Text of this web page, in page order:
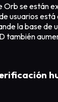
Orb se están
usuarios
la base de
también